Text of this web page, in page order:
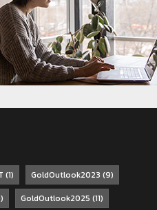
(1) GoldOutlook2023 (9)
GoldOutlook2025 (11)